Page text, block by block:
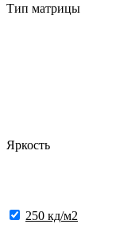
Тип матрицы
Яркость
250 кд/м2